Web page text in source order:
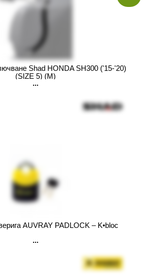
Shad HONDA SH300 ('15-'20)
(SIZE 5) (M)
AUVRAY PADLOCK – K•bloc